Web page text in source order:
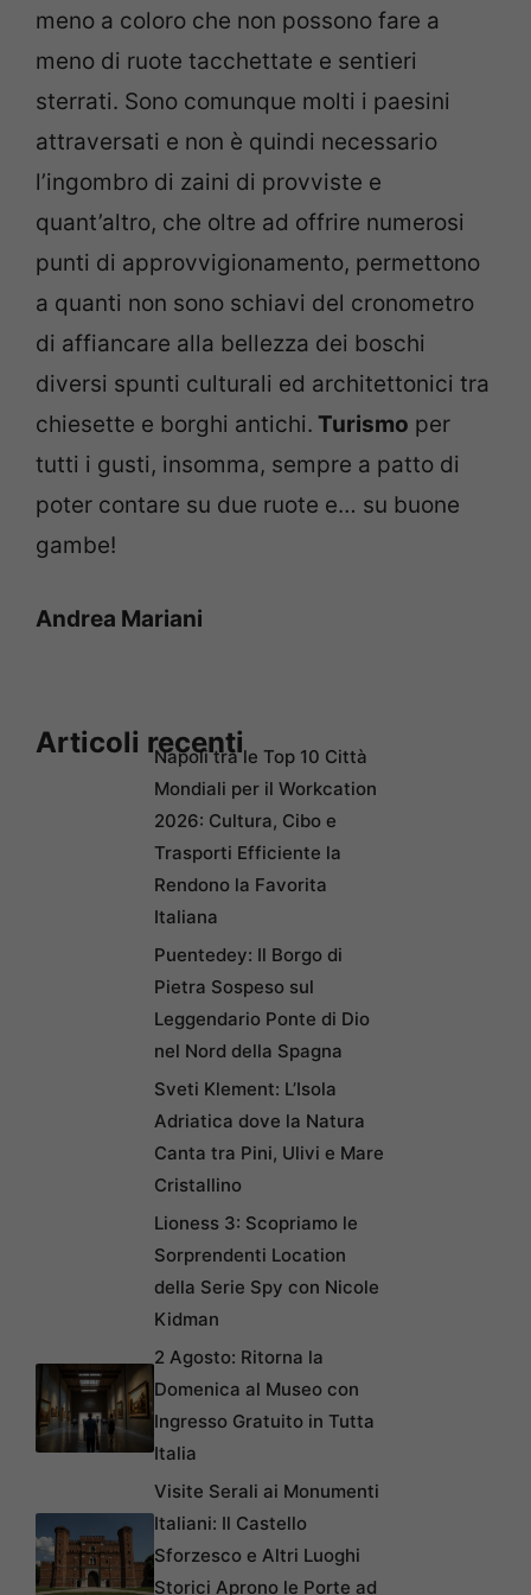
meno a coloro che non possono fare a
meno di ruote tacchettate e sentieri
sterrati. Sono comunque molti i paesini
attraversati e non è quindi necessario
l’ingombro di zaini di provviste e
quant’altro, che oltre ad offrire numerosi
punti di approvvigionamento, permettono
a quanti non sono schiavi del cronometro
di affiancare alla bellezza dei boschi
diversi spunti culturali ed architettonici tra
chiesette e borghi antichi. Turismo per
tutti i gusti, insomma, sempre a patto di
poter contare su due ruote e… su buone
gambe!
Andrea Mariani
Articoli recentiNapoli tra le Top 10 Città
Mondiali per il Workcation
2026: Cultura, Cibo e
Trasporti Efficiente la
Rendono la Favorita
Italiana
Puentedey: Il Borgo di
Pietra Sospeso sul
Leggendario Ponte di Dio
nel Nord della Spagna
Sveti Klement: L’Isola
Adriatica dove la Natura
Canta tra Pini, Ulivi e Mare
Cristallino
Lioness 3: Scopriamo le
Sorprendenti Location
della Serie Spy con Nicole
Kidman
2 Agosto: Ritorna la
Domenica al Museo con
Ingresso Gratuito in Tutta
Italia
Visite Serali ai Monumenti
Italiani: Il Castello
Sforzesco e Altri Luoghi
Storici Aprono le Porte ad